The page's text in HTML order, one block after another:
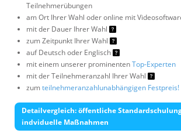
Teilnehmerübungen
am Ort Ihrer Wahl oder online mit
mit der Dauer Ihrer Wahl
zum Zeitpunkt Ihrer Wahl
auf Deutsch oder Englisch
mit einem unserer prominentenTop-Experten
mit der Teilnehmeranzahl Ihrer Wahl
zumteilnehmeranzahlunabhängigen Festpreis!
Detailvergleich: öffentliche
indviduelle Maßnahmen